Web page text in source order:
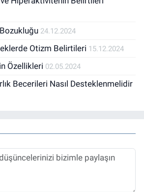
24.12.2024
Otizm Belirtileri 15.12.2024
Özellikleri 02.05.2024
Becerileri Nasıl Desteklenmelidir